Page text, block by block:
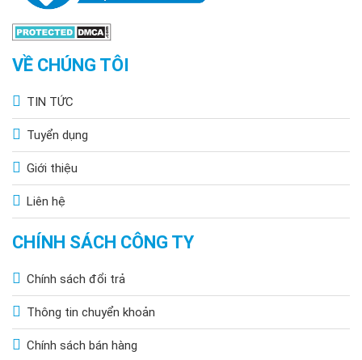
VỀ CHÚNG TÔI
TIN TỨC
Tuyển dụng
Giới thiệu
Liên hệ
CHÍNH SÁCH CÔNG TY
Chính sách đổi trả
Thông tin chuyển khoản
Chính sách bán hàng